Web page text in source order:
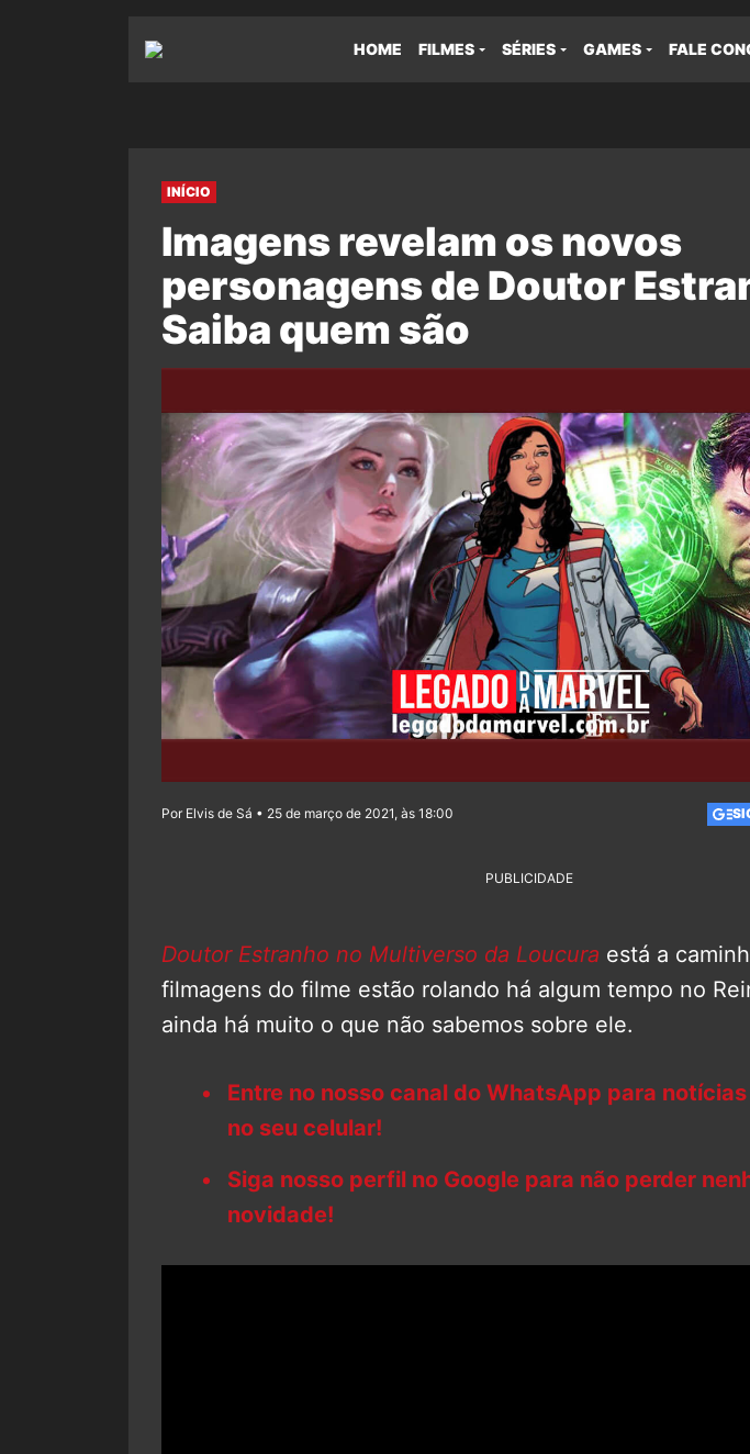
HOME FILMES SÉRIES GAMES FALE
INÍCIO
Imagens revelam os novos
personagens de Doutor
Saiba quem são
Por Elvis de Sá • 25 de março de 2021, às 18:00
PUBLICIDADE
Doutor Estranho no Multiverso da Loucura está a
filmagens do filme estão rolando há algum tempo no
ainda há muito o que não sabemos sobre ele.
Entre no nosso canal do WhatsApp para
no seu celular!
Siga nosso perfil no Google para não perder
novidade!